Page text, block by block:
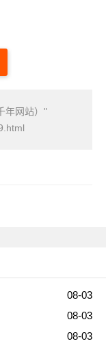
年网站）"
08-03
08-03
08-03